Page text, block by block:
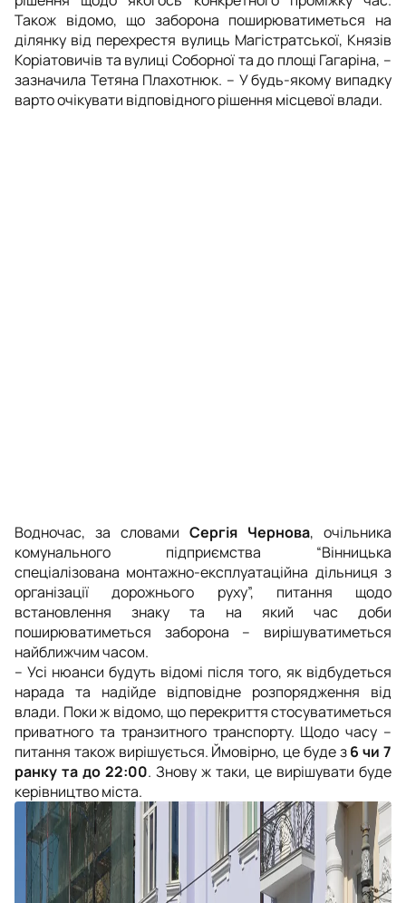
Також відомо, що заборона поширюватиметься на
ділянку від перехрестя вулиць Магістратської, Князів
Коріатовичів та вулиці Соборної та до площі Гагаріна, –
зазначила Тетяна Плахотнюк. – У будь-якому випадку
варто очікувати відповідного рішення місцевої влади.
Водночас, за словами Сергія Чернова, очільника
комунального підприємства “Вінницька
спеціалізована монтажно-експлуатаційна дільниця з
організації дорожнього руху”, питання щодо
встановлення знаку та на який час доби
поширюватиметься заборона – вирішуватиметься
найближчим часом.
– Усі нюанси будуть відомі після того, як відбудеться
нарада та надійде відповідне розпорядження від
влади. Поки ж відомо, що перекриття стосуватиметься
приватного та транзитного транспорту. Щодо часу –
питання також вирішується. Ймовірно, це буде з6 чи 7
ранку та до 22:00. Знову ж таки, це вирішувати буде
керівництво міста.